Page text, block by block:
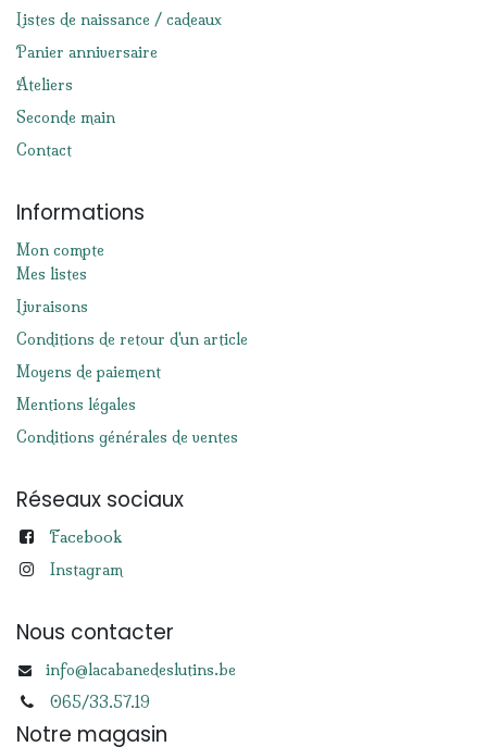
Listes de naissance / cadeaux
Panier anniversaire
Ateliers
Seconde main
Contact
Informations
Mon compte
Mes listes
Livraisons
Conditions de retour d'un article
Moyens de paiement
Mentions légales
Conditions générales de ventes
Réseaux sociaux
Facebook
Instagram
Nous contacter
info@lacabanedeslutins.be
065/33.57.19
Notre magasin